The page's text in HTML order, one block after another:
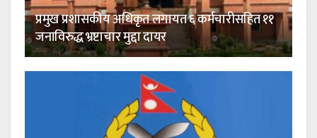
प्रमुख प्रशासकीय अधिकृत लगायत ६ कर्मचारीसहित ११
जनाविरुद्ध भ्रष्टाचार मुद्दा दायर